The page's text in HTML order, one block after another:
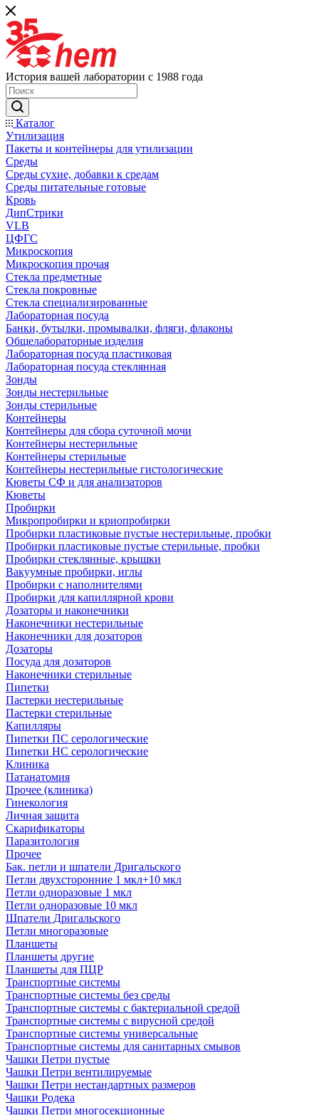
История вашей лаборатории с 1988 года
Каталог
Утилизация
Пакеты и контейнеры для утилизации
Среды
Среды сухие, добавки к средам
Среды питательные готовые
Кровь
ДипСтрики
VLB
ЦФГС
Микроскопия
Микроскопия прочая
Стекла предметные
Стекла покровные
Стекла специализированные
Лабораторная посуда
Банки, бутылки, промывалки, фляги, флаконы
Общелабораторные изделия
Лабораторная посуда пластиковая
Лабораторная посуда стеклянная
Зонды
Зонды нестерильные
Зонды стерильные
Контейнеры
Контейнеры для сбора суточной мочи
Контейнеры нестерильные
Контейнеры стерильные
Контейнеры нестерильные гистологические
Кюветы СФ и для анализаторов
Кюветы
Пробирки
Микропробирки и криопробирки
Пробирки пластиковые пустые нестерильные, пробки
Пробирки пластиковые пустые стерильные, пробки
Пробирки стеклянные, крышки
Вакуумные пробирки, иглы
Пробирки с наполнителями
Пробирки для капиллярной крови
Дозаторы и наконечники
Наконечники нестерильные
Наконечники для дозаторов
Дозаторы
Посуда для дозаторов
Наконечники стерильные
Пипетки
Пастерки нестерильные
Пастерки стерильные
Капилляры
Пипетки ПС серологические
Пипетки НС серологические
Клиника
Патанатомия
Прочее (клиника)
Гинекология
Личная защита
Скарификаторы
Паразитология
Прочее
Бак. петли и шпатели Дригальского
Петли двухсторонние 1 мкл+10 мкл
Петли одноразовые 1 мкл
Петли одноразовые 10 мкл
Шпатели Дригальского
Петли многоразовые
Планшеты
Планшеты другие
Планшеты для ПЦР
Транспортные системы
Транспортные системы без среды
Транспортные системы с бактериальной средой
Транспортные системы с вирусной средой
Транспортные системы универсальные
Транспортные системы для санитарных смывов
Чашки Петри пустые
Чашки Петри вентилируемые
Чашки Петри нестандартных размеров
Чашки Родека
Чашки Петри многосекционные